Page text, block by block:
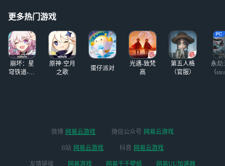
所以衣服不多
更多热门游戏
崩坏：星
穹铁道-4.4
原神·空月
之歌
蛋仔派对
光遇-致梵
高
第五人格
（官服）
永劫
（
微博 网易云游戏 微信公众号 网易云游戏
B站 网易云游戏 抖音 网易云游戏
友情链接 网易游戏 网易千千壁纸 网易UU加速器